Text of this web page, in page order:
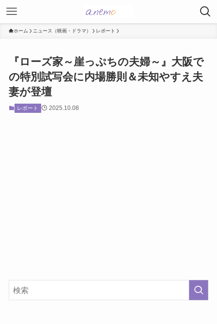
ホーム ニュース（映画・ドラマ） レポート
『ローズ家～崖っぷちの夫婦～』大阪で
の特別試写会に内場勝則＆未知やすえ夫
妻が登壇
レポート 2025.10.08